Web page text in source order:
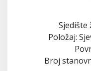
Sjedište
Položaj:
Broj